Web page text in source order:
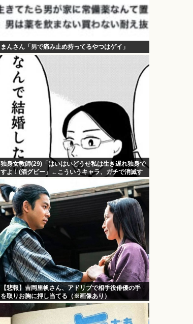
まんさん「男で痛み止め持ってるやつはゲイ」
独身女教師(29)「はいはいどうせ私は生き遅れ独身で
すよ！(酒グビー」←こういうキャラ、ガチで消滅す
【悲報】吉岡里帆さん、アドリブで相手役俳優の手
を取りお胸に押し当てる（※画像あり）